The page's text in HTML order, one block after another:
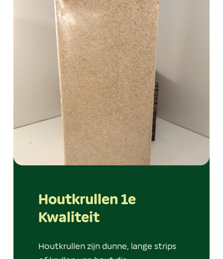
Houtkrullen 1e
Kwaliteit
Houtkrullen zijn dunne, lange strips